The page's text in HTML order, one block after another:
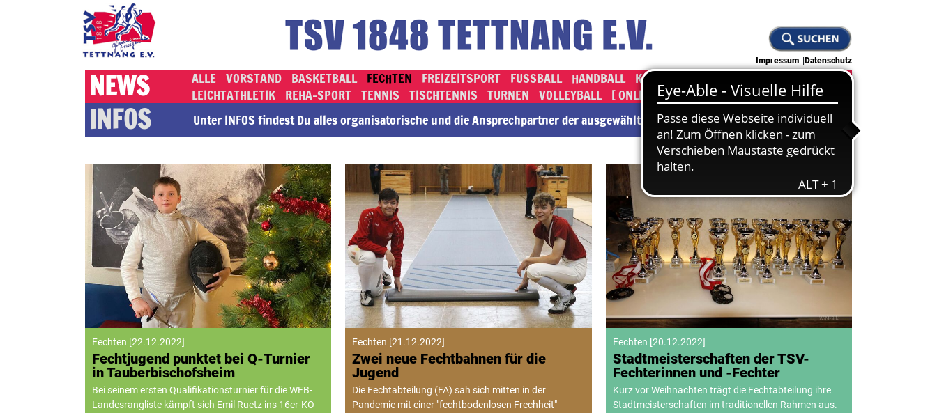
Impressum Datenschutz
NEWS ALLE VORSTAND BASKETBALL FECHTEN FREIZEITSPORT FUSSBALL HANDBALL KAMPFKUNST
LEICHTATHLETIK REHA-SPORT TENNIS TISCHTENNIS TURNEN VOLLEYBALL [ ONLINE-SHOP ] [ JOBS ]
INFOS Unter INFOS findest Du alles or­ga­ni­sa­to­rische und die An­sprech­part­ner der ausgewählten Abteilung.
Fechten [22.12.2022]
Fechtjugend punktet bei Q-Turnier
in Tauberbischofsheim
Bei seinem ersten Qualifikationsturnier für die WFB-
Landesrangliste kämpft sich Emil Ruetz ins 16er-KO
Fechten [21.12.2022]
Zwei neue Fechtbahnen für die
Jugend
Die Fechtabteilung (FA) sah sich mitten in der
Pandemie mit einer "fechtbodenlosen Frechheit"
Fechten [20.12.2022]
Stadtmeisterschaften der TSV-
Fechterinnen und -Fechter
Kurz vor Weihnachten trägt die Fechtabteilung ihre
Stadtmeisterschaften im traditionellen Rahmen aus.